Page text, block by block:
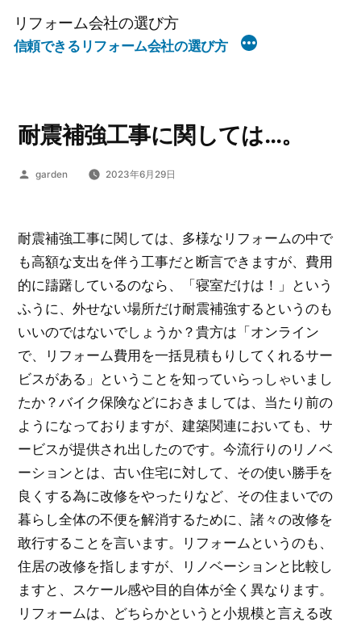
リフォーム会社の選び方
信頼できるリフォーム会社の選び方
耐震補強工事に関しては…。
投
garden 2023年6月29日
耐震補強工事に関しては、多様なリフォームの中で
も高額な支出を伴う工事だと断言できますが、費用
的に躊躇しているのなら、「寝室だけは！」という
ふうに、外せない場所だけ耐震補強するというのも
いいのではないでしょうか？貴方は「オンライン
で、リフォーム費用を一括見積もりしてくれるサー
ビスがある」ということを知っていらっしゃいまし
たか？バイク保険などにおきましては、当たり前の
ようになっておりますが、建築関連においても、サ
ービスが提供され出したのです。今流行りのリノベ
ーションとは、古い住宅に対して、その使い勝手を
良くする為に改修をやったりなど、その住まいでの
暮らし全体の不便を解消するために、諸々の改修を
敢行することを言います。リフォームというのも、
住居の改修を指しますが、リノベーションと比較し
ますと、スケール感や目的自体が全く異なります。
リフォームは、どちらかというと小規模と言える改